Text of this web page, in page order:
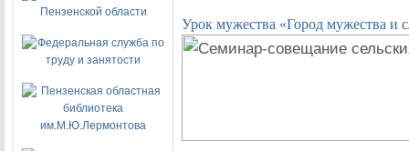
Урок мужества «Город мужества и